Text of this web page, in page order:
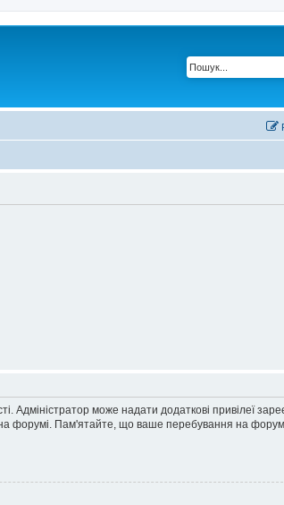
Адміністратор може надати додаткові привілеї
на форумі. Пам'ятайте, що ваше перебування на